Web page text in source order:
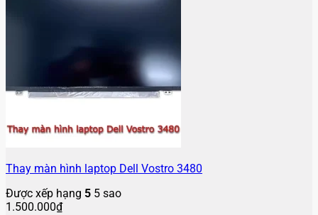
Thay màn hình laptop Dell Vostro 3480
Được xếp hạng 5 5 sao
1.500.000₫